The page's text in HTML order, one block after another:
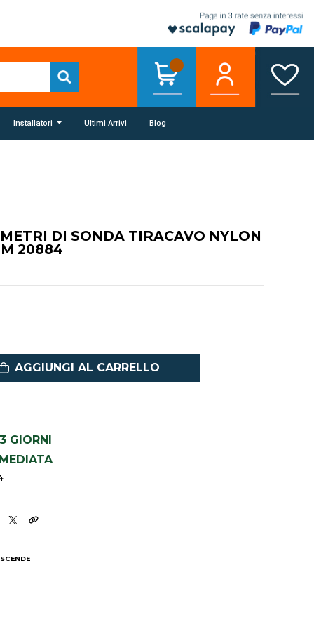
Installatori Ultimi Arrivi Blog
DI SONDA TIRACAVO NYLON
20884
AGGIUNGI AL CARRELLO
GIORNI